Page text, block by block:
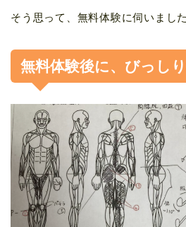
そう思って、無料体験に伺いました
無料体験後に、びっし